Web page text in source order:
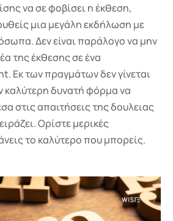
να σε φοβίσει η έκθεση,
μια μεγάλη εκδήλωση με
Δεν είναι παράλογο να μην
της έκθεσης σε ένα
Εκ των πραγμάτων δεν γίνεται
καλύτερη δυνατή φόρμα να
στις απαιτήσεις της δουλειας
Ορίστε μερικές
το καλύτερο που μπορείς.